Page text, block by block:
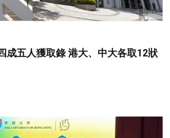
成五人獲取錄 港大、中大各取12狀